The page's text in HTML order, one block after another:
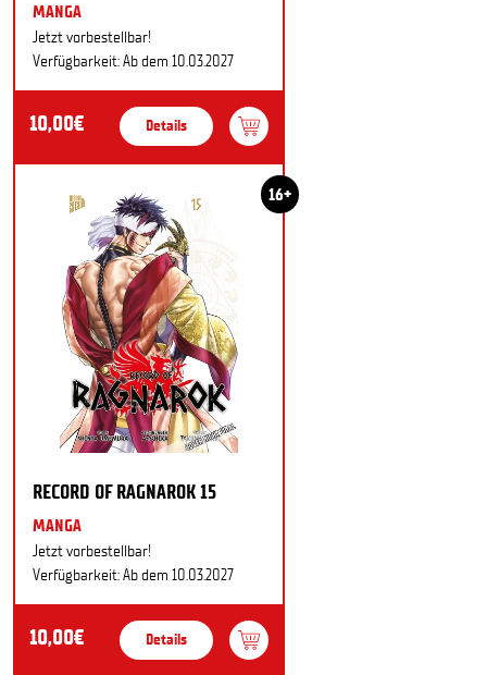
MANGA
Jetzt vorbestellbar!
Verfügbarkeit: Ab dem 10.03.2027
10,00€ Details
16+
RECORD OF RAGNAROK 15
MANGA
Jetzt vorbestellbar!
Verfügbarkeit: Ab dem 10.03.2027
10,00€ Details